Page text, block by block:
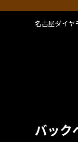
名古屋ダイヤ
バッ